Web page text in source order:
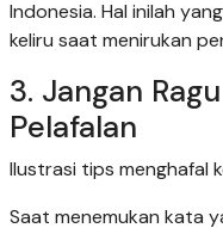
Indonesia. Hal inilah
keliru saat menirukan
3. Jangan
Pelafalan
Ilustrasi tips menghafal
Saat menemukan kata